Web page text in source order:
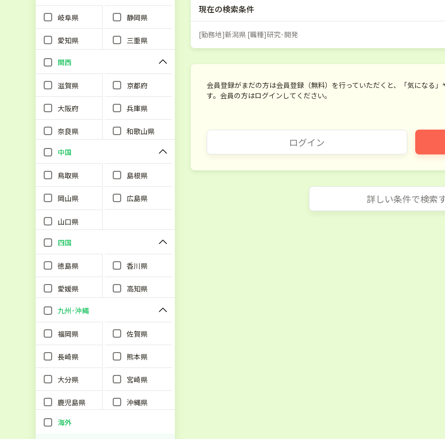
岐阜県 静岡県
愛知県 三重県
関西
滋賀県 京都府
大阪府 兵庫県
奈良県 和歌山県
中国
鳥取県 島根県
岡山県 広島県
山口県
四国
徳島県 香川県
愛媛県 高知県
九州･沖縄
福岡県 佐賀県
長崎県 熊本県
大分県 宮崎県
鹿児島県
沖縄県
海外
現在の検索条件
[勤務地]新潟県 [職種]研究･開発
会員登録がまだの方は会員登録（無料）を行っていただくと、「気になる
す。会員の方はログインしてください。
ログイン
詳しい条件で検索